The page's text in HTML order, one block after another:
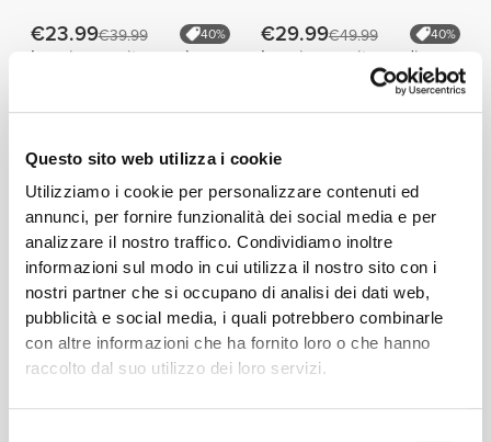
Questo sito web utilizza i cookie
Utilizziamo i cookie per personalizzare contenuti ed
annunci, per fornire funzionalità dei social media e per
analizzare il nostro traffico. Condividiamo inoltre
informazioni sul modo in cui utilizza il nostro sito con i
nostri partner che si occupano di analisi dei dati web,
pubblicità e social media, i quali potrebbero combinarle
con altre informazioni che ha fornito loro o che hanno
raccolto dal suo utilizzo dei loro servizi.
€23.99€39.99 40%
Leggings a vita regolare
€29.99€49.99 40%
Leggings a vita media
€59.99
Leggings a Vita Media
MuseFit
€34.99
Leggings a Vita Media
Athleisure
€9.99
Telo da palestra Script
€26.24€34.99 25%
Pantaloncini medi a vita
regolare Peach Perfect FX
Dettagli del prodotto